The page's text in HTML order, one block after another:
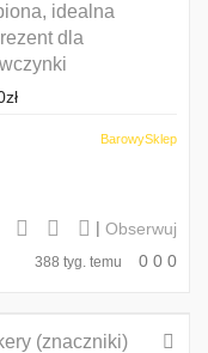
idealna
dla
zł
BarowySklep
| Obserwuj
388 tyg. temu 0 0 0
Promocja!
(znaczniki)